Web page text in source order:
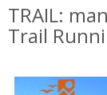
TRAIL:
Trail